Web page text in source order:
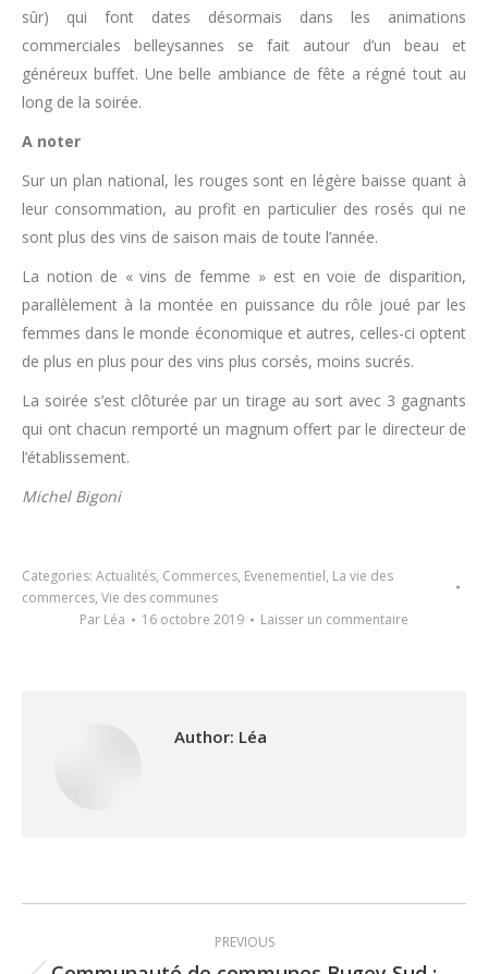
sûr) qui font dates désormais dans les animations
commerciales belleysannes se fait autour d’un beau et
généreux buffet. Une belle ambiance de fête a régné tout au
long de la soirée.
A noter
Sur un plan national, les rouges sont en légère baisse quant à
leur consommation, au profit en particulier des rosés qui ne
sont plus des vins de saison mais de toute l’année.
La notion de « vins de femme » est en voie de disparition,
parallèlement à la montée en puissance du rôle joué par les
femmes dans le monde économique et autres, celles-ci optent
de plus en plus pour des vins plus corsés, moins sucrés.
La soirée s’est clôturée par un tirage au sort avec 3 gagnants
qui ont chacun remporté un magnum offert par le directeur de
l’établissement.
Michel Bigoni
Categories: Actualités, Commerces, Evenementiel, La vie des
commerces, Vie des communes
Par Léa 16 octobre 2019 Laisser un commentaire
Author: Léa
PREVIOUS